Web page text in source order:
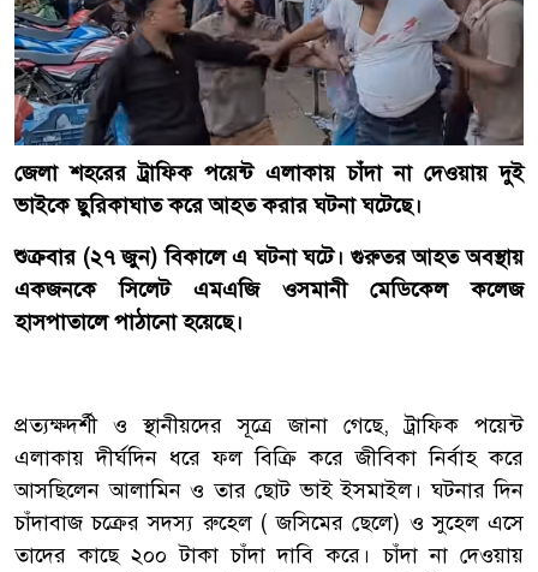
জেলা শহরের ট্রাফিক পয়েন্ট এলাকায় চাঁদা না দেওয়ায় দুই
ভাইকে ছুরিকাঘাত করে আহত করার ঘটনা ঘটেছে।
শুক্রবার (২৭ জুন) বিকালে এ ঘটনা ঘটে। গুরুতর আহত অবস্থায়
একজনকে সিলেট এমএজি ওসমানী মেডিকেল কলেজ
হাসপাতালে পাঠানো হয়েছে।
প্রত্যক্ষদর্শী ও স্থানীয়দের সূত্রে জানা গেছে, ট্রাফিক পয়েন্ট
এলাকায় দীর্ঘদিন ধরে ফল বিক্রি করে জীবিকা নির্বাহ করে
আসছিলেন আলামিন ও তার ছোট ভাই ইসমাইল। ঘটনার দিন
চাঁদাবাজ চক্রের সদস্য রুহেল ( জসিমের ছেলে) ও সুহেল এসে
তাদের কাছে ২০০ টাকা চাঁদা দাবি করে। চাঁদা না দেওয়ায়